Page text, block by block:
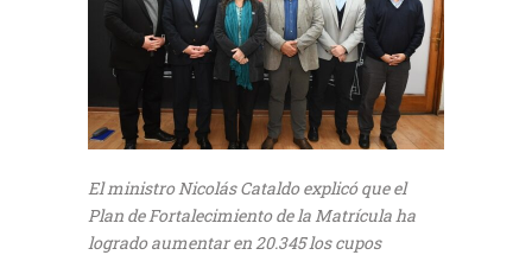
El ministro Nicolás Cataldo explicó que el
Plan de Fortalecimiento de la Matrícula ha
logrado aumentar en 20.345 los cupos